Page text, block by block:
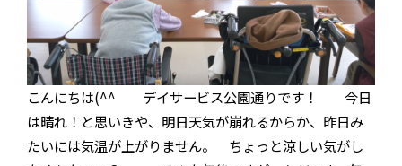
こんにちは(^^ デイサービス公園通りです！ 今日
は晴れ！と思いきや、明日天気が崩れるからか、昨日み
たいには気温が上がりません。 ちょっと涼しい気がし